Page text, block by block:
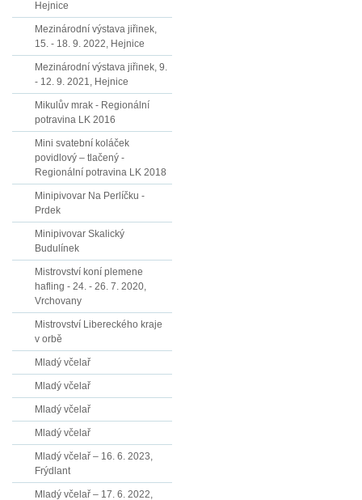
Hejnice
Mezinárodní výstava jiřinek,
15. - 18. 9. 2022, Hejnice
Mezinárodní výstava jiřinek, 9.
- 12. 9. 2021, Hejnice
Mikulův mrak - Regionální
potravina LK 2016
Mini svatební koláček
povidlový – tlačený -
Regionální potravina LK 2018
Minipivovar Na Perlíčku -
Prdek
Minipivovar Skalický
Budulínek
Mistrovství koní plemene
hafling - 24. - 26. 7. 2020,
Vrchovany
Mistrovství Libereckého kraje
v orbě
Mladý včelař
Mladý včelař
Mladý včelař
Mladý včelař
Mladý včelař – 16. 6. 2023,
Frýdlant
Mladý včelař – 17. 6. 2022,